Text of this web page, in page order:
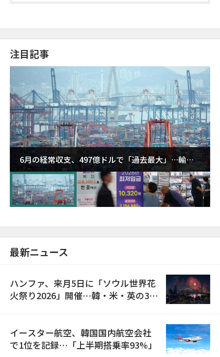
注目記事
6月の経常収支、497億ドルで「過去最大」…輸出
が初の1000億ドル突破
最新ニュース
ハンファ、来月5日に「ソウル世界花
火祭り2026」開催…韓・米・英の3カ
イースター航空、韓国国内航空会社
で1位を記録…「上半期搭乗率93%」